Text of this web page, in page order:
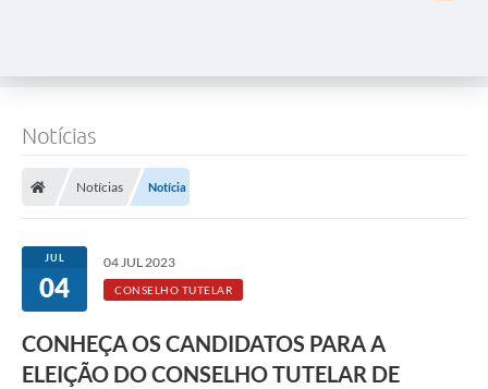
Notícias
Notícias Notícia
JUL
04
04 JUL 2023
CONSELHO TUTELAR
CONHEÇA OS CANDIDATOS PARA A
ELEIÇÃO DO CONSELHO TUTELAR DE